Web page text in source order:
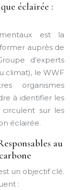
éclairée :
est la
auprès de
d’experts
climat), le WWF
organismes
à identifier les
circulent sur les
éclairée.
au
un objectif clé.
: